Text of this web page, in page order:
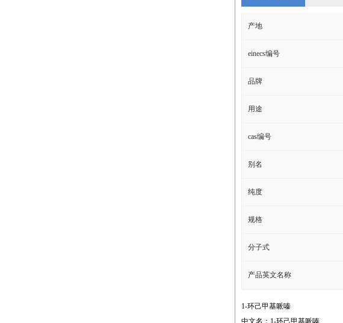
产地
einecs编号
品牌
用途
cas编号
别名
纯度
规格
分子式
产品英文名称
1-环己甲基哌嗪
中文名：1-环己甲基哌嗪